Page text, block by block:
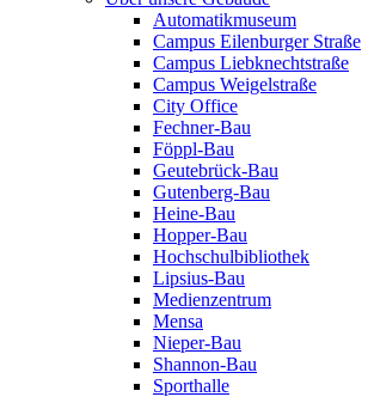
Automatikmuseum
Campus Eilenburger Straße
Campus Liebknechtstraße
Campus Weigelstraße
City Office
Fechner-Bau
Föppl-Bau
Geutebrück-Bau
Gutenberg-Bau
Heine-Bau
Hopper-Bau
Hochschulbibliothek
Lipsius-Bau
Medienzentrum
Mensa
Nieper-Bau
Shannon-Bau
Sporthalle